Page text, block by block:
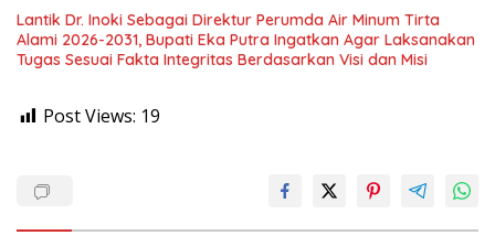
Lantik Dr. Inoki Sebagai Direktur Perumda Air Minum Tirta
Alami 2026-2031, Bupati Eka Putra Ingatkan Agar Laksanakan
Tugas Sesuai Fakta Integritas Berdasarkan Visi dan Misi
Post Views: 19